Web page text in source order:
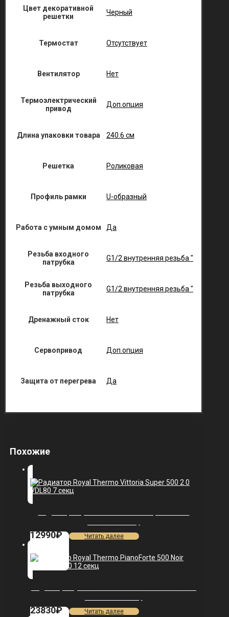
Цвет декоративной
решетки
Черный
Термостат Отсутствует
Вентилятор Нет
Термоэлектрический
привод
Доп.опция
Длина упаковки товара 240.6 см
Решетка Роликовая
Профиль рамки U-образный
Работа с умным домом Да
Резьба входного
патрубка
G1/2 внутренняя резьба "
Резьба выходного
патрубка
G1/2 внутренняя резьба "
Дренажный сток Нет
Сервопривод Доп.опция
Защита от перегрева Да
Похожие
12990₽ Читать далее
23830₽ Читать далее